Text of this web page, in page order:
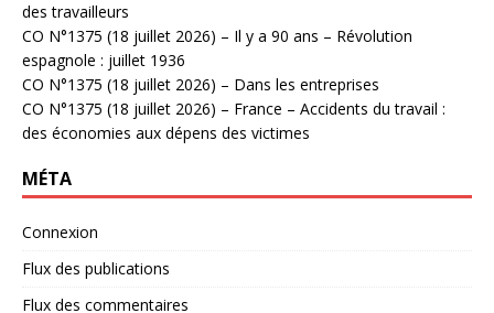
des travailleurs
CO N°1375 (18 juillet 2026) – Il y a 90 ans – Révolution
espagnole : juillet 1936
CO N°1375 (18 juillet 2026) – Dans les entreprises
CO N°1375 (18 juillet 2026) – France – Accidents du travail :
des économies aux dépens des victimes
MÉTA
Connexion
Flux des publications
Flux des commentaires